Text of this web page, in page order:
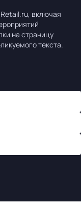
включая
на страницу
текста.